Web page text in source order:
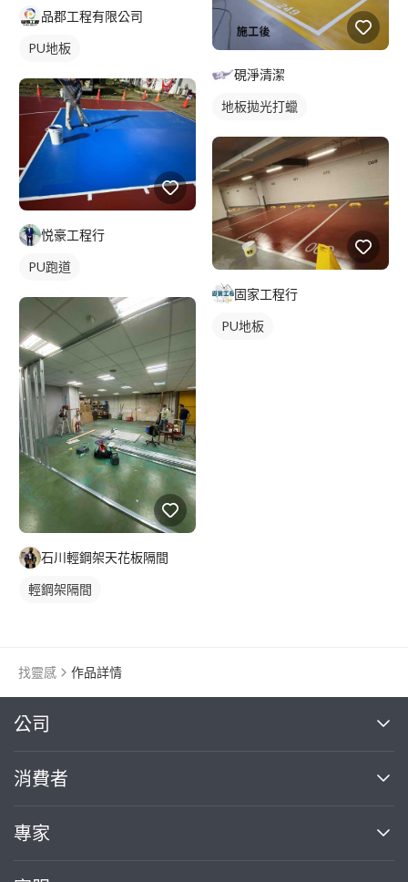
品郡工程有限公司
PU地板
悦豪工程行
PU跑道
石川輕鋼架天花板隔間
輕鋼架隔間
硯淨清潔
地板拋光打蠟
固家工程行
PU地板
找靈感 作品詳情
公司
關於我們
部落格
消費者
買服務
專家
繼續完成